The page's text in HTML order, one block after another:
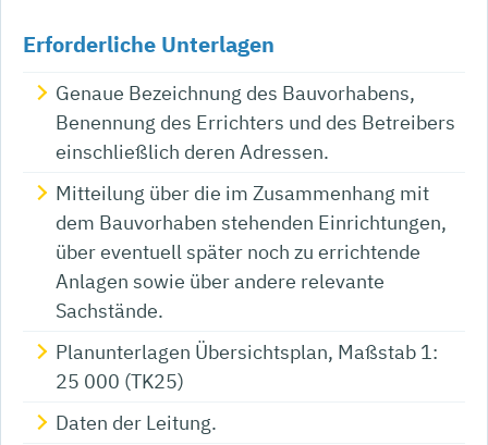
Erforderliche Unterlagen
Genaue Bezeichnung des Bauvorhabens,
Benennung des Errichters und des Betreibers
einschließlich deren Adressen.
Mitteilung über die im Zusammenhang mit
dem Bauvorhaben stehenden Einrichtungen,
über eventuell später noch zu errichtende
Anlagen sowie über andere relevante
Sachstände.
Planunterlagen Übersichtsplan, Maßstab 1:
25 000 (TK25)
Daten der Leitung.